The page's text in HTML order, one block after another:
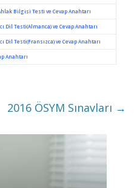
Bilgisi Testi ve Cevap Anahtarı
Dil Testi(Almanca) ve Cevap Anahtarı
Dil Testi(Fransızca) ve Cevap Anahtarı
Anahtarı
2016 ÖSYM Sınavları →